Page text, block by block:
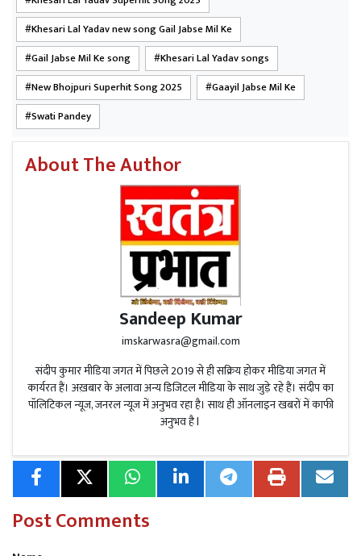
इस सॉन्ग को खुद खेसारी लाल यादव ने गाया है, जबकि इसके बोल
कृष्णा बेदर्दी ने लिखे हैं और संगीत आशीष वर्मा ने तैयार किया है।
गाने का निर्देशन और कोरियोग्राफी लक्की विश्वकर्मा ने की है। संगीत
संयोजन केआरके यादव का है। गाने के रिलीज होते ही यह यूट्यूब पर
ट्रेंड कर रहा है और फैंस जमकर रील्स बना रहे हैं।
Read More स्नाइपर शूटिंग अकादमी के खिलाड़ियों ने
प्रतियोगिता में कुल 66 पदक हासिल किए। इनमें 33 स्वर्ण
पदक, 25 रजत पदक और 8 कांस्य पदक शामिल हैं।
सोशल मीडिया पर एक यूजर ने लिखा, “इस धांसू गाने को किसी
फिल्म में होना चाहिए,” वहीं एक अन्य ने खेसारी की तुलना बॉलीवुड
Khesari Lal Yadav new song Gail Jabse Mil Ke
Gail Jabse Mil Ke song
Khesari Lal Yadav songs
New Bhojpuri Superhit Song 2025
Gaayil Jabse Mil Ke
Swati Pandey
About The Author
Sandeep Kumar
imskarwasra@gmail.com
संदीप कुमार मीडिया जगत में पिछले 2019 से ही सक्रिय होकर मीडिया जगत में
कार्यरत हैं। अख़बार के अलावा अन्य डिजिटल मीडिया के साथ जुड़े रहे हैं। संदीप का
पॉलिटिकल न्यूज, जनरल न्यूज में अनुभव रहा है। साथ ही ऑनलाइन खबरों में काफी
अनुभव है l
Post Comments